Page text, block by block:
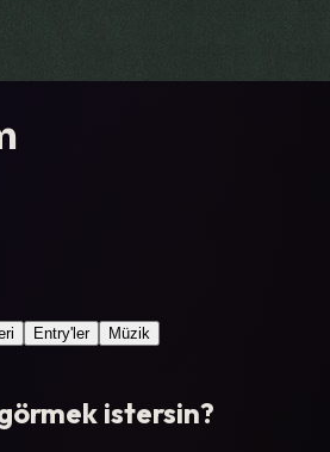
Entry'ler Müzik
istersin?